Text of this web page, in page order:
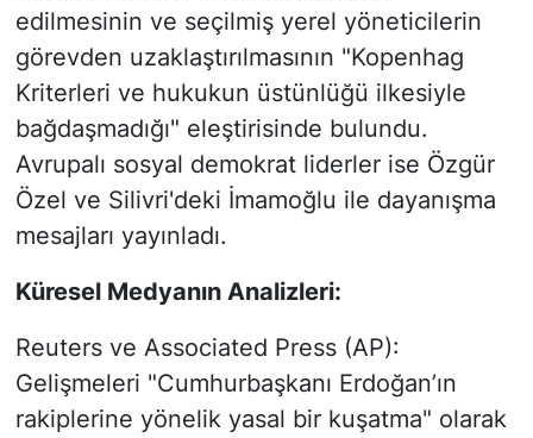
edilmesinin ve seçilmiş yerel yöneticilerin
görevden uzaklaştırılmasının "Kopenhag
Kriterleri ve hukukun üstünlüğü ilkesiyle
bağdaşmadığı" eleştirisinde bulundu.
Avrupalı sosyal demokrat liderler ise Özgür
Özel ve Silivri'deki İmamoğlu ile dayanışma
mesajları yayınladı.
Küresel Medyanın Analizleri:
Reuters ve Associated Press (AP):
Gelişmeleri "Cumhurbaşkanı Erdoğan’ın
rakiplerine yönelik yasal bir kuşatma" olarak